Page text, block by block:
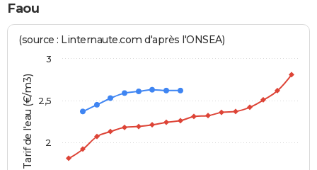
Faou
Tarif de l'eau (€/m3)
(source : Linternaute.com d'après l'ONSEA)
2
2,5
3